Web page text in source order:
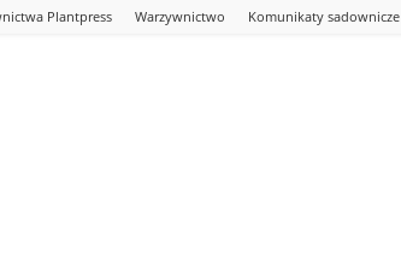
Plantpress Warzywnictwo Komunikaty sadownicze